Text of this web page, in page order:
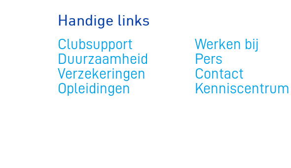
Handige links
Clubsupport
Werken bij
Duurzaamheid
Pers
Verzekeringen
Contact
Opleidingen
Kenniscentrum